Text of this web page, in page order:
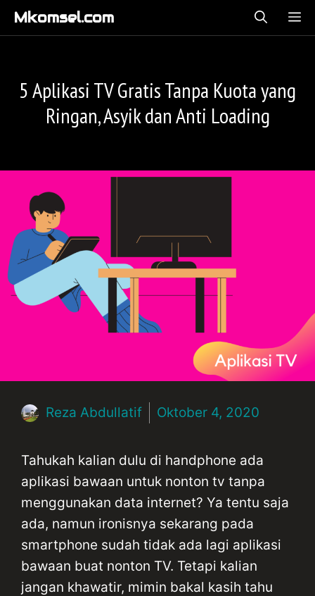
Langsung
Mkomsel.com
5 Aplikasi TV Gratis Tanpa Kuota yang
Ringan, Asyik dan Anti Loading
Reza Abdullatif Oktober 4, 2020
Tahukah kalian dulu di handphone ada
aplikasi bawaan untuk nonton tv tanpa
menggunakan data internet? Ya tentu saja
ada, namun ironisnya sekarang pada
smartphone sudah tidak ada lagi aplikasi
bawaan buat nonton TV. Tetapi kalian
jangan khawatir, mimin bakal kasih tahu